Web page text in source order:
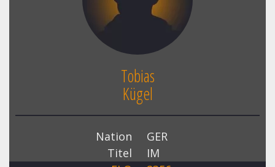
Tobias
Kügel
Nation
GER
Titel
IM